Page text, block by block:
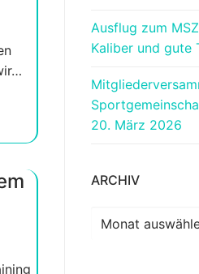
Ausflug zum
Kaliber und gute
20. März 2026
ARCHIV
Archiv